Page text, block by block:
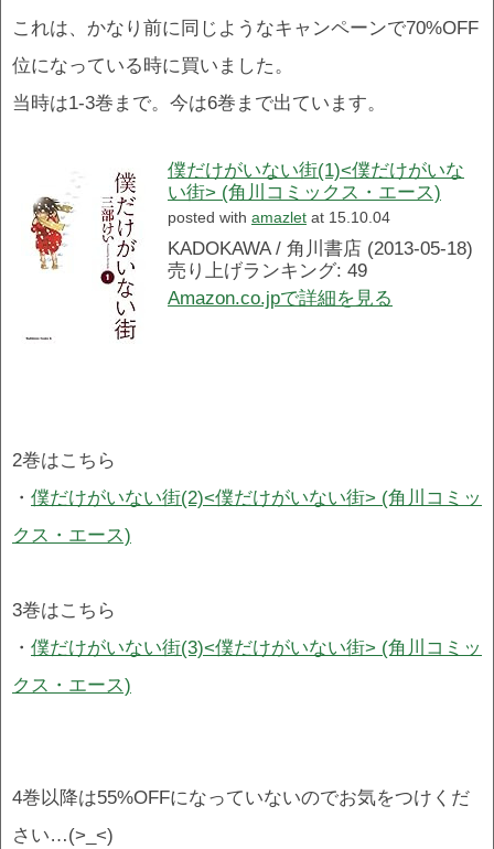
これは、かなり前に同じようなキャンペーンで70%OFF
位になっている時に買いました。
当時は1-3巻まで。今は6巻まで出ています。
僕だけがいない街(1)<僕だけがいな
い街> (角川コミックス・エース)
posted with amazlet at 15.10.04
KADOKAWA / 角川書店 (2013-05-18)
売り上げランキング: 49
Amazon.co.jpで詳細を見る
2巻はこちら
・ 僕だけがいない街(2)<僕だけがいない街> (角川コミッ
クス・エース)
3巻はこちら
・ 僕だけがいない街(3)<僕だけがいない街> (角川コミッ
クス・エース)
4巻以降は55%OFFになっていないのでお気をつけくだ
さい…(>_<)